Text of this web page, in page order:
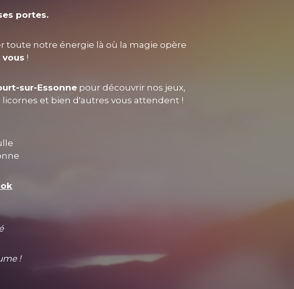
portes.
toute notre énergie là où la magie opère
vous !
sur-Essonne pour découvrir nos jeux,
et bien d'autres vous attendent !
!